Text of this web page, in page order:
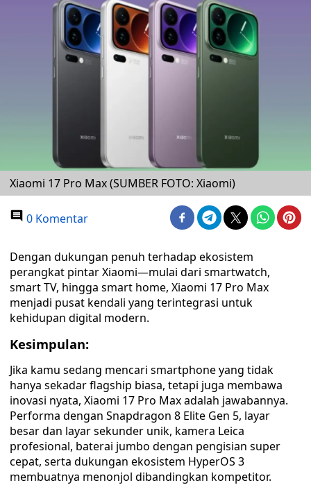
Xiaomi 17 Pro Max (SUMBER FOTO: Xiaomi)
0 Komentar
Dengan dukungan penuh terhadap ekosistem
perangkat pintar Xiaomi—mulai dari smartwatch,
smart TV, hingga smart home, Xiaomi 17 Pro Max
menjadi pusat kendali yang terintegrasi untuk
kehidupan digital modern.
Kesimpulan:
Jika kamu sedang mencari smartphone yang tidak
hanya sekadar flagship biasa, tetapi juga membawa
inovasi nyata, Xiaomi 17 Pro Max adalah jawabannya.
Performa dengan Snapdragon 8 Elite Gen 5, layar
besar dan layar sekunder unik, kamera Leica
profesional, baterai jumbo dengan pengisian super
cepat, serta dukungan ekosistem HyperOS 3
membuatnya menonjol dibandingkan kompetitor.